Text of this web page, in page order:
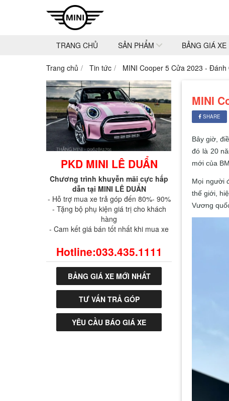
TRANG CHỦ SẢN PHẨM BẢNG GIÁ XE
Trang chủ Tin tức MINI Cooper 5 Cửa 2023 -
PKD MINI LÊ DUẨN
Chương trình khuyễn mãi cực hấp
dẫn tại MINI LÊ DUẨN
- Hỗ trợ mua xe trả góp đến 80%- 90%
- Tặng bộ phụ kiện giá trị cho khách
hàng
- Cam kết giá bán tốt nhất khi mua xe
Hotline:033.435.1111
BẢNG GIÁ XE MỚI NHẤT
TƯ VẤN TRẢ GÓP
YÊU CẦU BÁO GIÁ XE
MINI
SHARE
Bây giờ,
đó là 20
mới của
Mọi người
thế giới,
Vương